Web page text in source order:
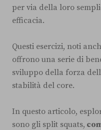
per via della loro
efficacia.
Questi esercizi, noti
offrono una serie di
sviluppo della forza
stabilità del core.
In questo articolo,
sono gli split squats,